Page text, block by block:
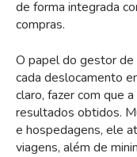
de forma integrada
compras.
O papel do gestor
cada deslocamento
claro, fazer com que
resultados obtidos.
e hospedagens, ele
viagens, além de